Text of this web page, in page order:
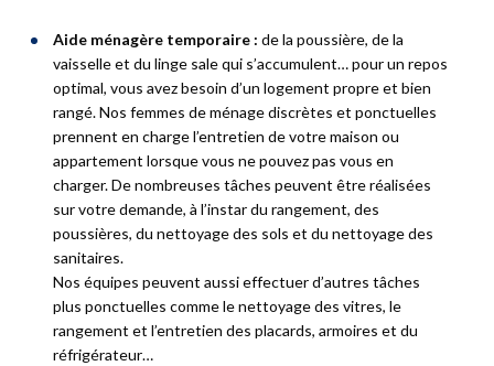
Aide ménagère temporaire : de la poussière, de la
vaisselle et du linge sale qui s’accumulent… pour un repos
optimal, vous avez besoin d’un logement propre et bien
rangé. Nos femmes de ménage discrètes et ponctuelles
prennent en charge l’entretien de votre maison ou
appartement lorsque vous ne pouvez pas vous en
charger. De nombreuses tâches peuvent être réalisées
sur votre demande, à l’instar du rangement, des
poussières, du nettoyage des sols et du nettoyage des
sanitaires.
Nos équipes peuvent aussi effectuer d’autres tâches
plus ponctuelles comme le nettoyage des vitres, le
rangement et l’entretien des placards, armoires et du
réfrigérateur…